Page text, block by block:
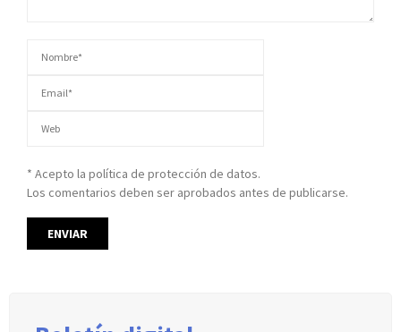
* Acepto la política de protección de datos.
Los comentarios deben ser aprobados antes de publicarse.